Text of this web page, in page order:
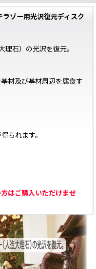
ゾー用光沢復元ディスク
石）の光沢を復元。
材及び基材周辺を腐食す
られます。
はご購入いただけませ